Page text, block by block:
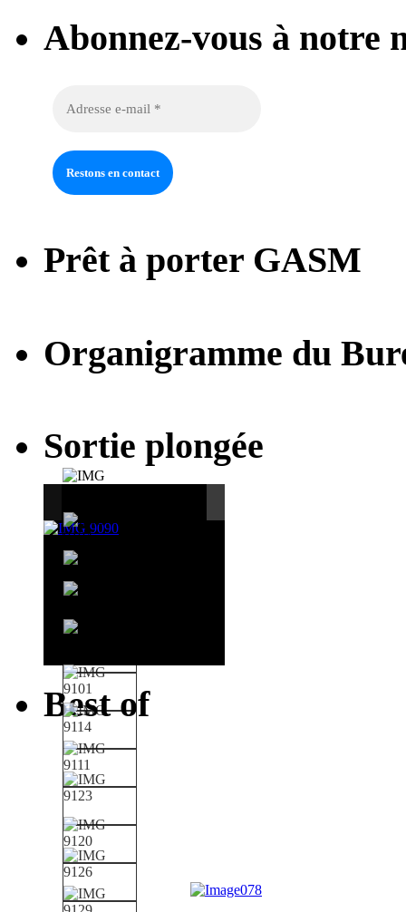
Abonnez-vous à notre
Prêt à porter GASM
Organigramme du
Sortie plongée
Best of